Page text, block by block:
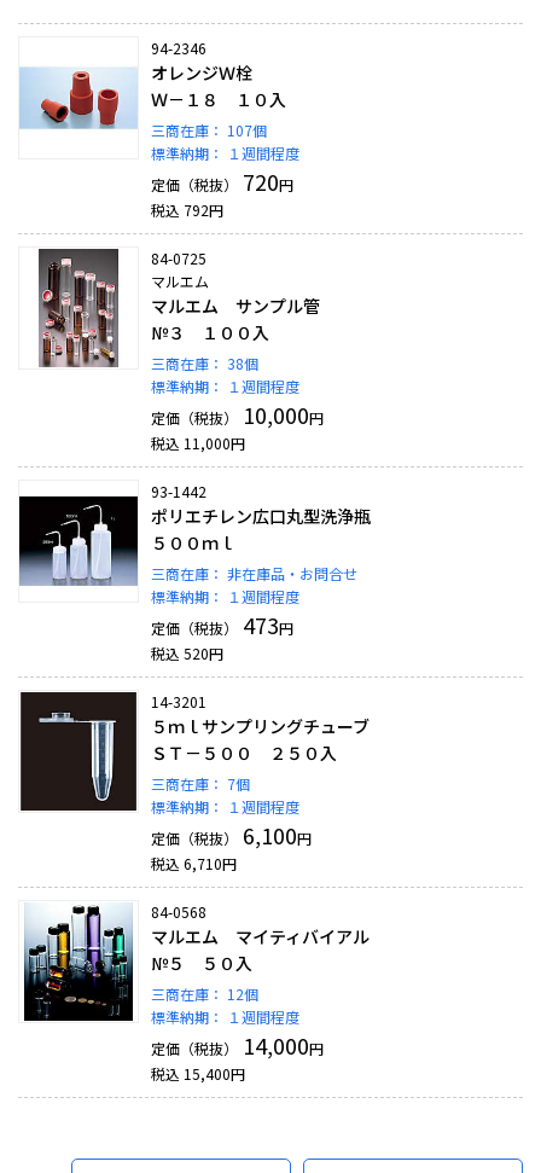
94-2346
オレンジＷ栓
Ｗ－１８ １０入
三商在庫： 107個
標準納期：
１週間程度
定価（税抜）
720円
税込 792円
84-0725
マルエム
マルエム サンプル管
№３ １００入
三商在庫： 38個
標準納期：
１週間程度
定価（税抜）
10,000円
税込 11,000円
93-1442
ポリエチレン広口丸型洗浄瓶
５００ｍｌ
三商在庫： 非在庫品・お問合せ
標準納期：
１週間程度
定価（税抜）
473円
税込 520円
14-3201
５ｍｌサンプリングチューブ
ＳＴ－５００ ２５０入
三商在庫： 7個
標準納期：
１週間程度
定価（税抜）
6,100円
税込 6,710円
84-0568
マルエム マイティバイアル
№５ ５０入
三商在庫： 12個
標準納期：
１週間程度
定価（税抜）
14,000円
税込 15,400円